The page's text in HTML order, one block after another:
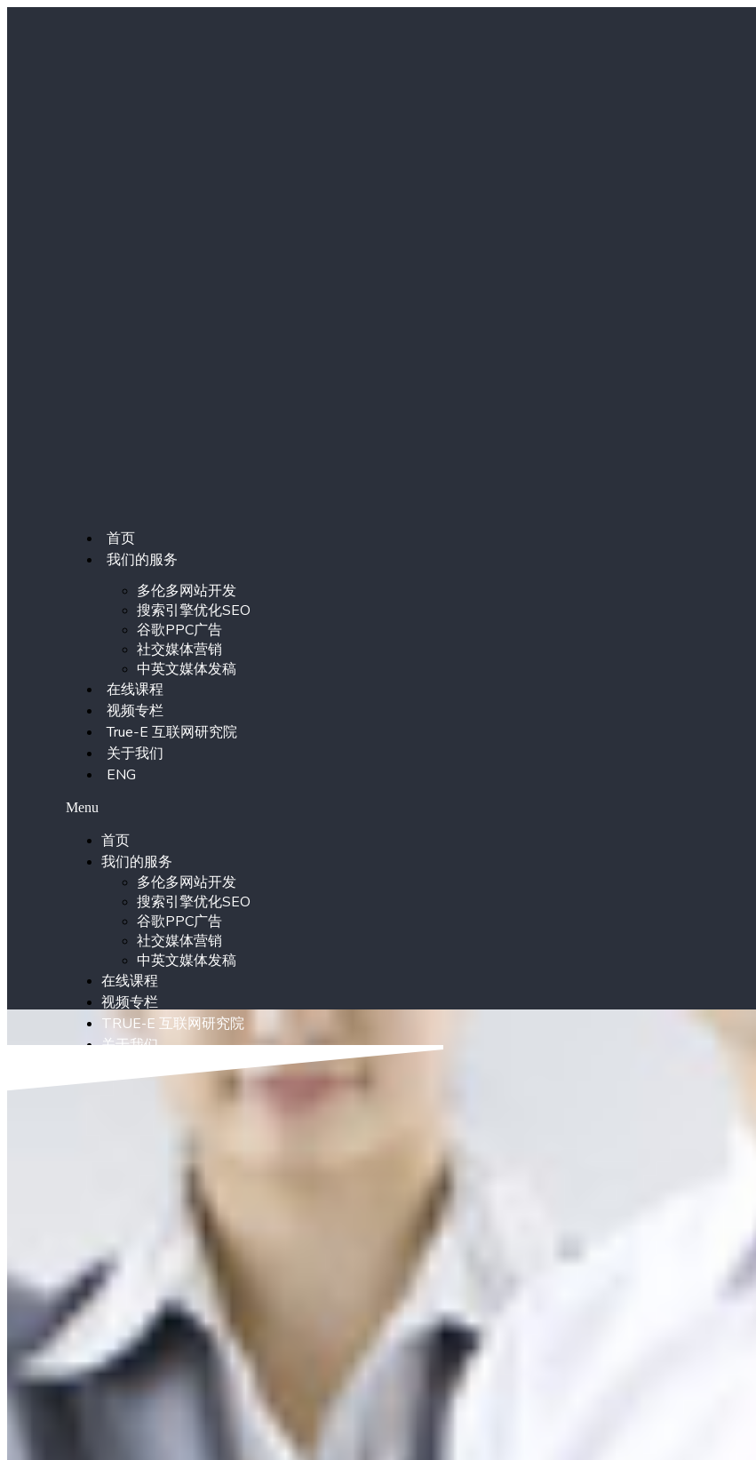
首页
我们的服务
多伦多网站开发
搜索引擎优化SEO
谷歌PPC广告
社交媒体营销
中英文媒体发稿
在线课程
视频专栏
True-E 互联网研究院
关于我们
ENG
Menu
首页
我们的服务
多伦多网站开发
搜索引擎优化SEO
谷歌PPC广告
社交媒体营销
中英文媒体发稿
在线课程
视频专栏
TRUE-E 互联网研究院
关于我们